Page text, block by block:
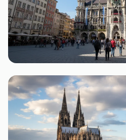
München
2 Flohmärkte